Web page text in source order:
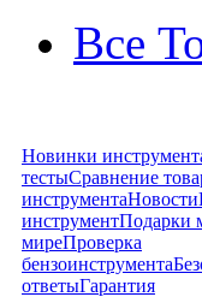
Все
Новинки
тестыСравнение
инструментаНовости
инструментПодарки
миреПроверка
бензоинструмента
ответыГарантия